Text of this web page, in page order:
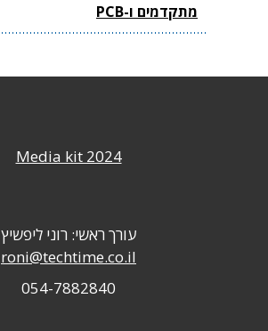
מתקדמים ו-PCB
Media kit 2024
עורך ראשי: רוני ליפשיץ
roni@techtime.co.il
054-7882840